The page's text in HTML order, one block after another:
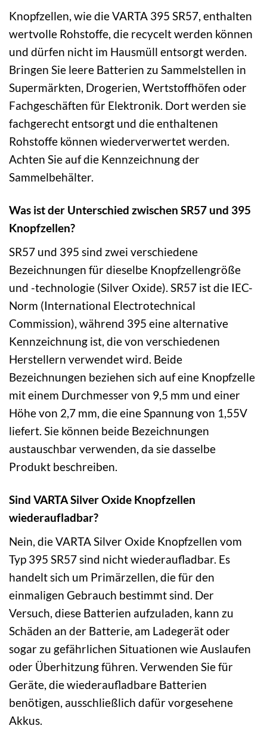
Knopfzellen, wie die VARTA 395 SR57, enthalten
wertvolle Rohstoffe, die recycelt werden können
und dürfen nicht im Hausmüll entsorgt werden.
Bringen Sie leere Batterien zu Sammelstellen in
Supermärkten, Drogerien, Wertstoffhöfen oder
Fachgeschäften für Elektronik. Dort werden sie
fachgerecht entsorgt und die enthaltenen
Rohstoffe können wiederverwertet werden.
Achten Sie auf die Kennzeichnung der
Sammelbehälter.
Was ist der Unterschied zwischen SR57 und 395
Knopfzellen?
SR57 und 395 sind zwei verschiedene
Bezeichnungen für dieselbe Knopfzellengröße
und -technologie (Silver Oxide). SR57 ist die IEC-
Norm (International Electrotechnical
Commission), während 395 eine alternative
Kennzeichnung ist, die von verschiedenen
Herstellern verwendet wird. Beide
Bezeichnungen beziehen sich auf eine Knopfzelle
mit einem Durchmesser von 9,5 mm und einer
Höhe von 2,7 mm, die eine Spannung von 1,55V
liefert. Sie können beide Bezeichnungen
austauschbar verwenden, da sie dasselbe
Produkt beschreiben.
Sind VARTA Silver Oxide Knopfzellen
wiederaufladbar?
Nein, die VARTA Silver Oxide Knopfzellen vom
Typ 395 SR57 sind nicht wiederaufladbar. Es
handelt sich um Primärzellen, die für den
einmaligen Gebrauch bestimmt sind. Der
Versuch, diese Batterien aufzuladen, kann zu
Schäden an der Batterie, am Ladegerät oder
sogar zu gefährlichen Situationen wie Auslaufen
oder Überhitzung führen. Verwenden Sie für
Geräte, die wiederaufladbare Batterien
benötigen, ausschließlich dafür vorgesehene
Akkus.